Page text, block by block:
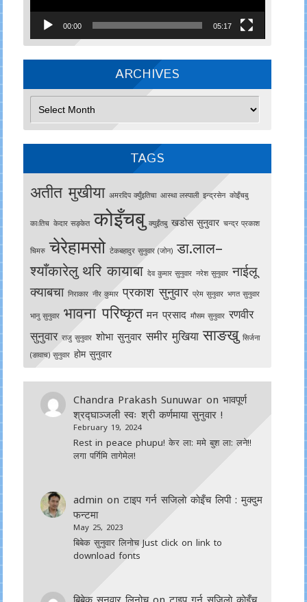
00:00 05:17
ARCHIVES
TAGS
अतीत मुखीया अमरदिप क्युँइतिचा आस्था लस्पाली इन्द्रसेन काेइँचबु
काःतिच केदार सङ्केत कोइँचबु क्युइँतबु खडोस सुनुवार चन्द्र प्रकाश
चिमरु चेरेहामसो टेकबहादुर सुनुवार (जोन) डा.लाल–
श्याँकारेलु थरि कायाबा देव कुमार सुनुवार नरेश सुनुवार नाईलू
क्याबचा निराकार नीर कुमार प्रकाश सुनुवार प्रेम सुनुवार भगत सुनुवार
भानु सुनुवार भावना परिष्कृत मन प्रसाद मौसम सुनुवार रणवीर
सुनुवार राजु सुनुवार शोभा सुनुवार समीर मुखिया साङखु सिर्जना
(ङावाच) सुनुवार होम सुनुवार
Chandra Prakash Sunuwar onभावपूर्ण
श्रद्घाञ्जली स्वः श्री कर्णमाया सुनुवार !
February 19, 2024
Rest in peace phupu! केर ला: ममे बुश ला: लने!!
लगा पर्गिमि तागेमेल!
admin onटाइप गर्न सजिलाे काेइँच लिपी : मुक्दुम
फन्टमा
May 25, 2023
बिबेक सुनुवार लिनोच Just click on link to
download fonts